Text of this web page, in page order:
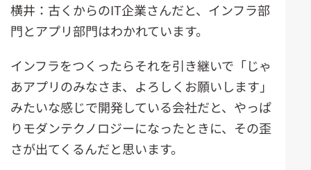
横井：古くからのIT企業さんだと、インフラ部
門とアプリ部門はわかれています。
インフラをつくったらそれを引き継いで「じゃ
あアプリのみなさま、よろしくお願いします」
みたいな感じで開発している会社だと、やっぱ
りモダンテクノロジーになったときに、その歪
さが出てくるんだと思います。